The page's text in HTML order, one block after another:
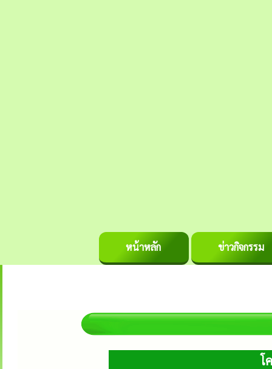
หน้าหลัก ข่าวกิจกรรม
โ